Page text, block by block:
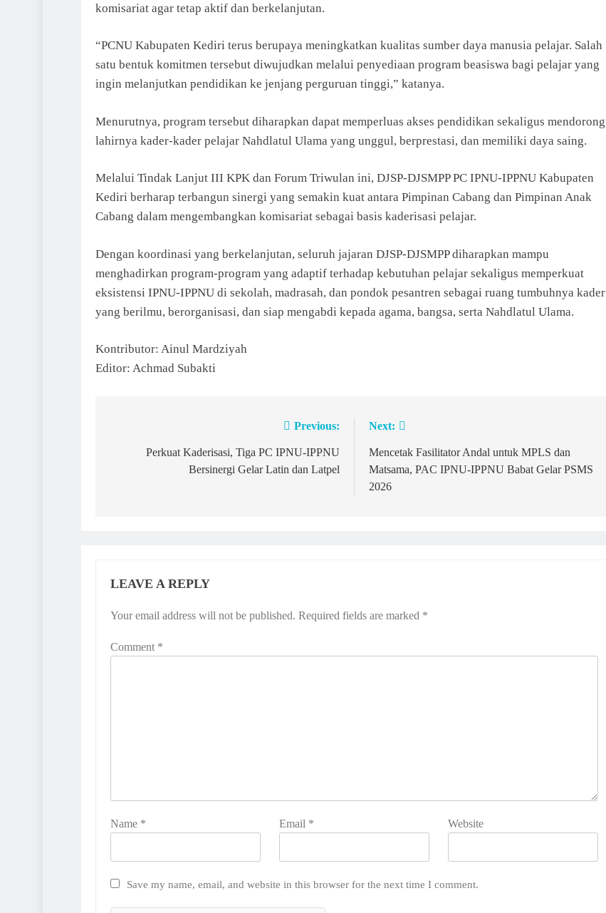
komisariat agar tetap aktif dan berkelanjutan.
“PCNU Kabupaten Kediri terus berupaya meningkatkan kualitas sumber daya manusia pelajar. Salah
satu bentuk komitmen tersebut diwujudkan melalui penyediaan program beasiswa bagi pelajar yang
ingin melanjutkan pendidikan ke jenjang perguruan tinggi,” katanya.
Menurutnya, program tersebut diharapkan dapat memperluas akses pendidikan sekaligus mendorong
lahirnya kader-kader pelajar Nahdlatul Ulama yang unggul, berprestasi, dan memiliki daya saing.
Melalui Tindak Lanjut III KPK dan Forum Triwulan ini, DJSP-DJSMPP PC IPNU-IPPNU Kabupaten
Kediri berharap terbangun sinergi yang semakin kuat antara Pimpinan Cabang dan Pimpinan Anak
Cabang dalam mengembangkan komisariat sebagai basis kaderisasi pelajar.
Dengan koordinasi yang berkelanjutan, seluruh jajaran DJSP-DJSMPP diharapkan mampu
menghadirkan program-program yang adaptif terhadap kebutuhan pelajar sekaligus memperkuat
eksistensi IPNU-IPPNU di sekolah, madrasah, dan pondok pesantren sebagai ruang tumbuhnya kader
yang berilmu, berorganisasi, dan siap mengabdi kepada agama, bangsa, serta Nahdlatul Ulama.
Kontributor: Ainul Mardziyah
Editor: Achmad Subakti
navigation
Previous:
Perkuat Kaderisasi, Tiga PC IPNU-IPPNU
Bersinergi Gelar Latin dan Latpel
Next:
Mencetak Fasilitator Andal untuk MPLS dan
Matsama, PAC IPNU-IPPNU Babat Gelar PSMS
2026
LEAVE A REPLY
Your email address will not be published. Required fields are marked *
Comment *
Name * Email * Website
Save my name, email, and website in this browser for the next time I comment.